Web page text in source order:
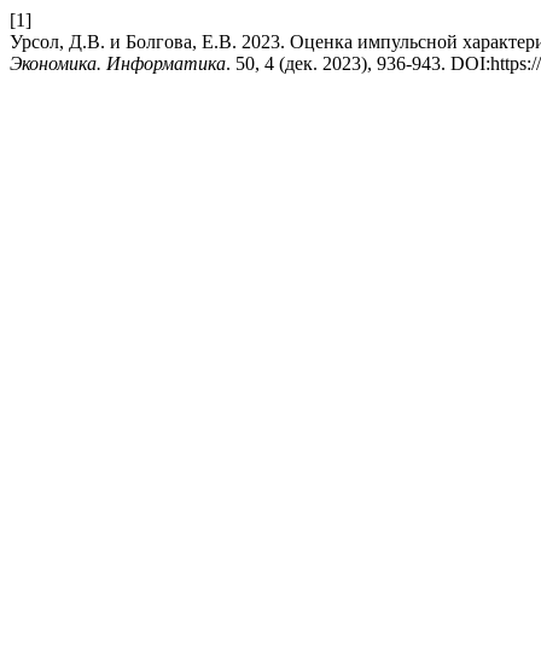
[1]
Урсол, Д.В. и Болгова, Е.В. 2023. Оценка импульсной
Экономика. Информатика. 50, 4 (дек. 2023), 936-943.